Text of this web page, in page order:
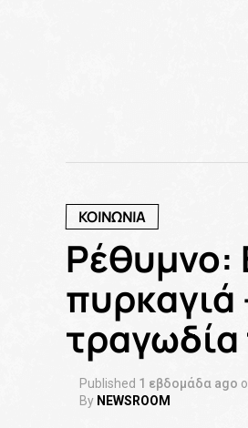
ΚΟΙΝΩΝΙΑ
Ρέθυμνο:
πυρκαγιά
Published 1 εβδομάδα ago
By NEWSROOM